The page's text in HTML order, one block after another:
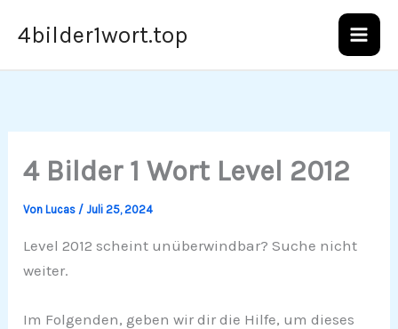
Inhalt
4bilder1wort.top
4 Bilder 1 Wort Level 2012
VonLucas /Juli 25, 2024
Level 2012 scheint unüberwindbar? Suche nicht
weiter.
Im Folgenden, geben wir dir die Hilfe, um dieses